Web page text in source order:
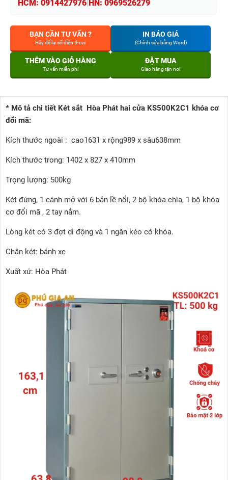
HCM: 0914427976 HN: 0969526279
BẠN CẦN TƯ VẤN ?
Hãy để lại số điện thoại
IN BÁO GIÁ
(Chỉnh sửa bằng Word)
THÊM VÀO GIỎ HÀNG
Tư vấn miễn phí
ĐẶT MUA
Giao hàng tận nơi
* Mô tả chi tiết Két sắt Hòa Phát hai cửa KS500K2C1 khóa cơ
đổi mã:
Kích thước ngoài : cao1631 x rộng989 x sâu638mm
Kích thước trong: 1402 x 827 x 410mm
Trọng lượng: 500kg
Két đứng, 1 cánh mở với 6 bản lề nổi, 2 bộ khóa chìa, 1 bộ khóa
cơ đổi mã , 2 tay nắm.
Lòng két có 3 đợt di động và 1 ngăn kéo có khóa.
Chân két: bánh xe
Xuất xứ: Hòa Phát